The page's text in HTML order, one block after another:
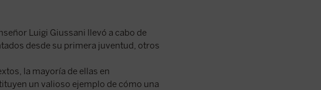
Luigi Giussani llevó a cabo de
desde su primera juventud, otros
la mayoría de ellas en
un valioso ejemplo de cómo una